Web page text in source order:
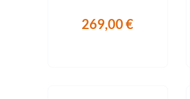
269,00 €